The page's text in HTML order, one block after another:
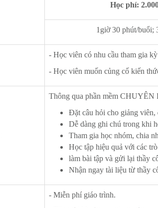
Học phí:
1giờ 30 phút/buổi;
- Học viên có nhu cầu tham gia
- Học viên muốn củng cố kiến
Thông qua phần mềm
Đặt câu hỏi cho giảng viên,
Dễ dàng ghi chú trong khi
Tham gia học nhóm, chia
Học tập hiệu quả với các
làm bài tập và gửi lại thầy
Nhận ngay tài liệu từ thầy
- Miễn phí giáo trình.